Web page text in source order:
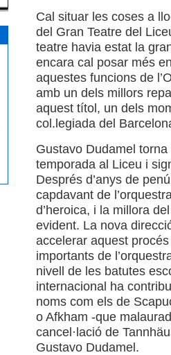
Cal situar les coses a
del Gran Teatre del
teatre havia estat la
encara cal posar més
aquestes funcions de
amb un dels millors
aquest títol, un dels
col.legiada del
Gustavo Dudamel
temporada al Liceu i
Després d’anys de
capdavant de
d’heroica, i la millora
evident. La nova
accelerar aquest
importants de
nivell de les batutes
internacional ha
noms com els de
o Afkham -que
cancel·lació de
Gustavo Dudamel.